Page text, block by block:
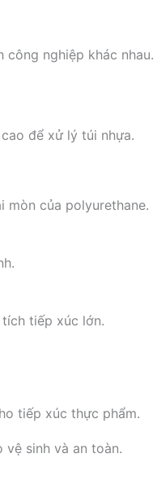
nghiệp khác
để xử lý túi nhựa.
mòn của polyurethane.
tiếp xúc lớn.
tiếp xúc thực phẩm.
sinh và an toàn.